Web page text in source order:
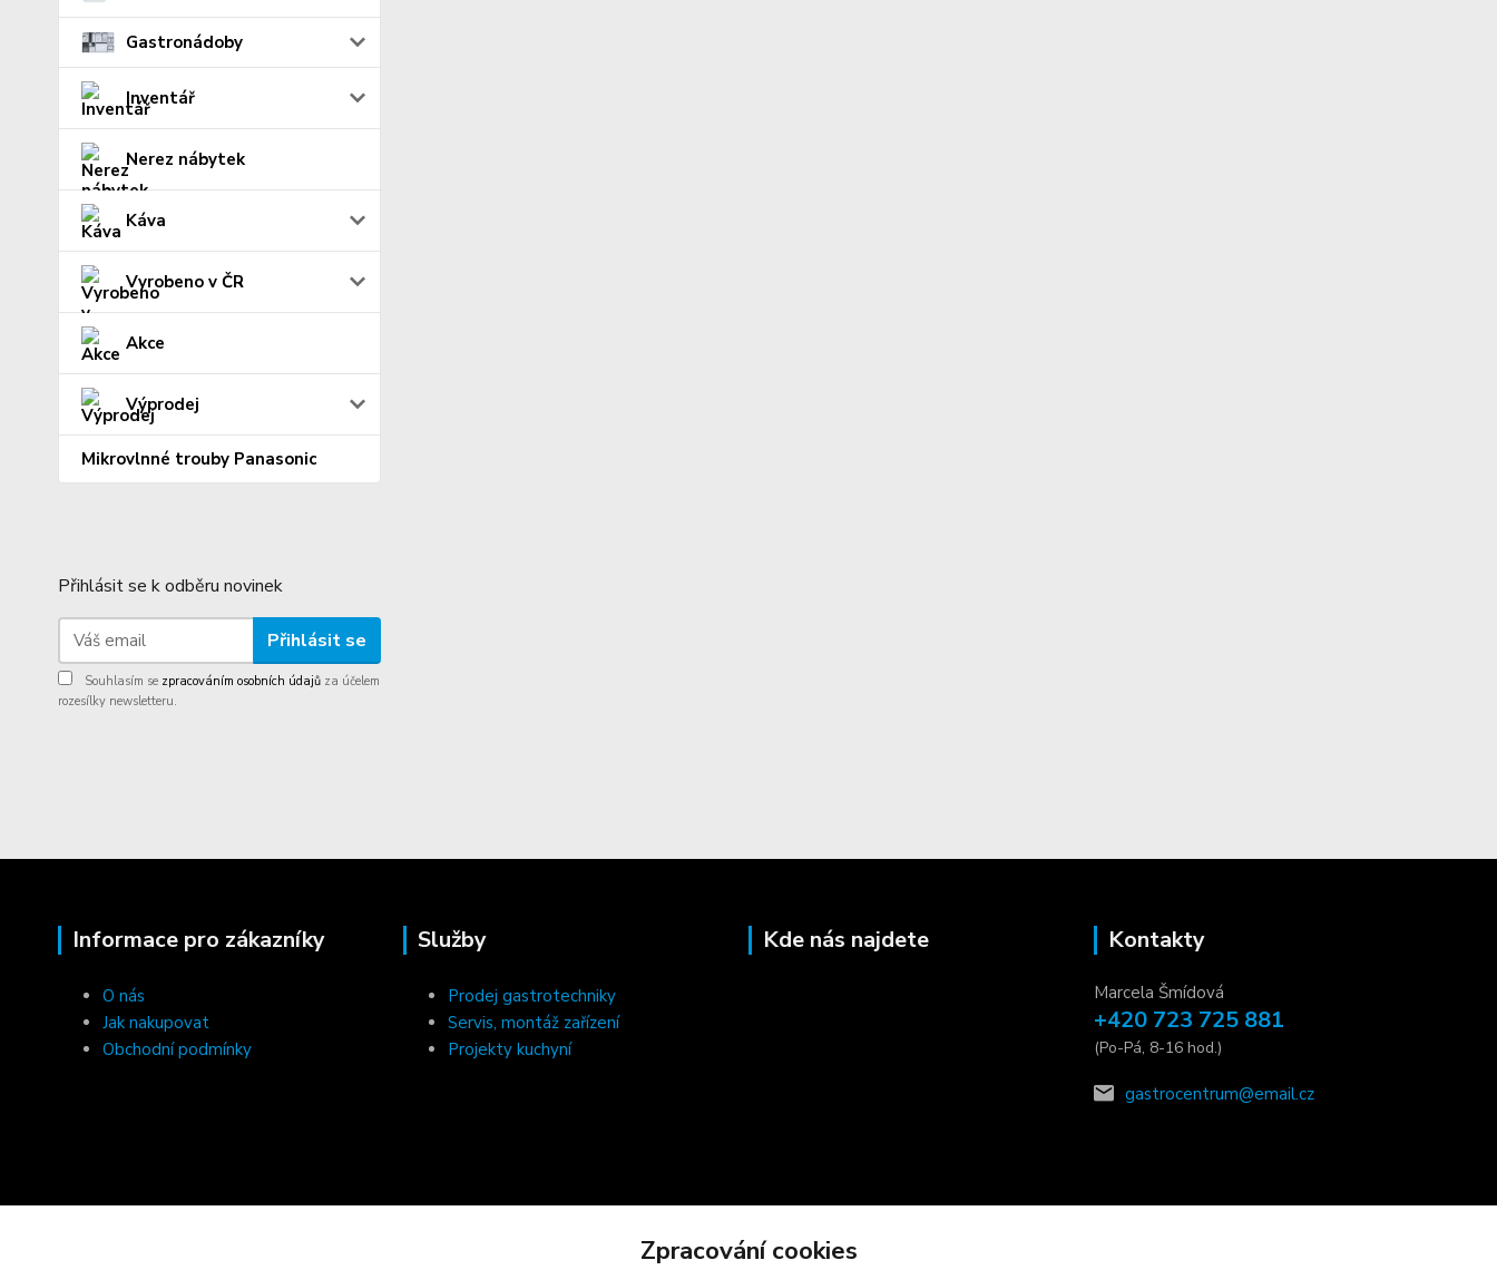
Gastronádoby
Inventář
Nerez nábytek
Káva
Vyrobeno v ČR
Akce
Výprodej
Mikrovlnné trouby Panasonic
Přihlásit se k odběru novinek
Přihlásit se
Souhlasím se zpracováním osobních údajů za účelem
rozesílky newsletteru.
Informace pro zákazníky
O nás
Jak nakupovat
Obchodní podmínky
Služby
Prodej gastrotechniky
Servis, montáž zařízení
Projekty kuchyní
Kde nás najdete Kontakty
Marcela Šmídová
+420 723 725 881
(Po-Pá, 8-16 hod.)
gastrocentrum@email.cz
Zpracování cookies